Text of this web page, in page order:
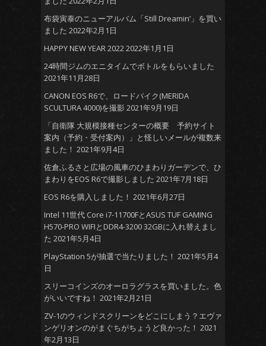
布袋寅泰のニューアルバム「Still Dreamin’」を買い
ました 2022年2月1日
HAPPY NEW YEAR 20222022年1月1日
24時間ジムのエニタイムでボトルをもらいました
2021年11月28日
CANON EOS R6で、ロードバイク(MERIDA
SCULTURA 4000)を撮影 2021年9月19日
「自衛隊 大規模接種センターの概要 予約サイト
案内（予約・受付案内）」と怪しいメールが複数来
ました！ 2021年9月4日
佐倉ふるさと広場の風車のひまわりガーデンで、ひ
まわりをEOS R6で撮影しました 2021年7月18日
EOS R6を購入しました！ 2021年6月27日
Intel 11世代 Core i7-11700FとASUS TUF GAMING
H570-PRO WIFIとDDR4-3200 32GBに入れ替えまし
た 2021年5月4日
PlayStation 5が抽選で当たりました！ 2021年5月4
日
スリーコインズのオーロラグラスを買いました。色
がいいですね！ 2021年2月21日
ZV-1のウィンドスクリーンをどこにしまう？エヴァ
ンゲリオンのがまぐちがちょうど良かった！ 2021
年2月13日